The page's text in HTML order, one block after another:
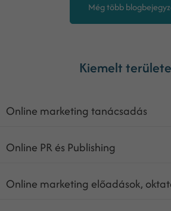
Még több
Kiemelt
Online marketing tanácsadás
Online PR és Publishing
Online marketing előadások,